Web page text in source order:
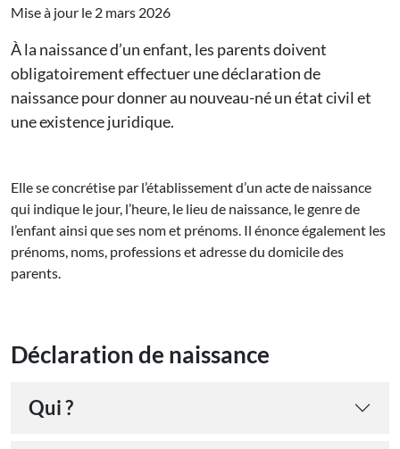
Mise à jour le 2 mars 2026
À la naissance d’un enfant, les parents doivent
obligatoirement effectuer une déclaration de
naissance pour donner au nouveau-né un état civil et
une existence juridique.
Elle se concrétise par l’établissement d’un acte de naissance
qui indique le jour, l’heure, le lieu de naissance, le genre de
l’enfant ainsi que ses nom et prénoms. Il énonce également les
prénoms, noms, professions et adresse du domicile des
parents.
Déclaration de naissance
Qui ?